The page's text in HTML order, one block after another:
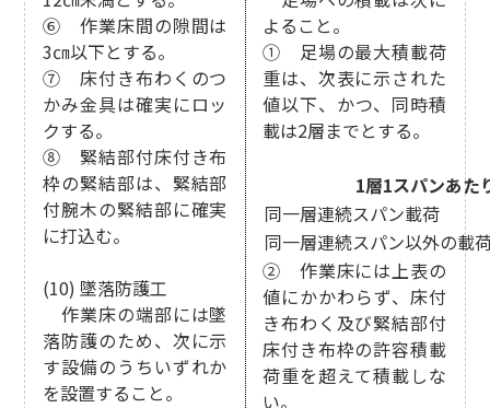
⑥ 作業床間の隙間は
3㎝以下とする。
⑦ 床付き布わくのつ
かみ金具は確実にロッ
クする。
⑧ 緊結部付床付き布
枠の緊結部は、緊結部
付腕木の緊結部に確実
に打込む。
(10) 墜落防護工
作業床の端部には墜
落防護のため、次に示
す設備のうちいずれか
を設置すること。
よること。
① 足場の最大積載荷
重は、次表に示された
値以下、かつ、同時積
載は2層までとする。
1層1スパンあた
同一層連続スパン載荷
同一層連続スパン以外の載
② 作業床には上表の
値にかかわらず、床付
き布わく及び緊結部付
床付き布枠の許容積載
荷重を超えて積載しな
い。